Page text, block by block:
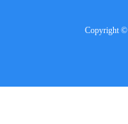
Copyright ©